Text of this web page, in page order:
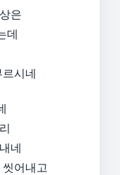
은
데
시네
네
어내고